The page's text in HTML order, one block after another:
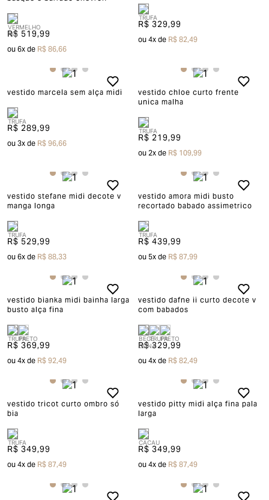
R$ 519,99
ou6x deR$ 86,66
R$ 329,99
ou4x deR$ 82,49
vestido marcela sem alça midi
R$ 289,99
ou3x deR$ 96,66
vestido chloe curto frente
unica malha
R$ 219,99
ou2x deR$ 109,99
vestido stefane midi decote v
manga longa
R$ 529,99
ou6x deR$ 88,33
vestido amora midi busto
recortado babado assimetrico
R$ 439,99
ou5x deR$ 87,99
vestido bianka midi bainha larga
busto alça fina
R$ 369,99
ou4x deR$ 92,49
vestido dafne ii curto decote v
com babados
R$ 329,99
ou4x deR$ 82,49
vestido tricot curto ombro só
bia
R$ 349,99
ou4x deR$ 87,49
vestido pitty midi alça fina pala
larga
R$ 349,99
ou4x deR$ 87,49